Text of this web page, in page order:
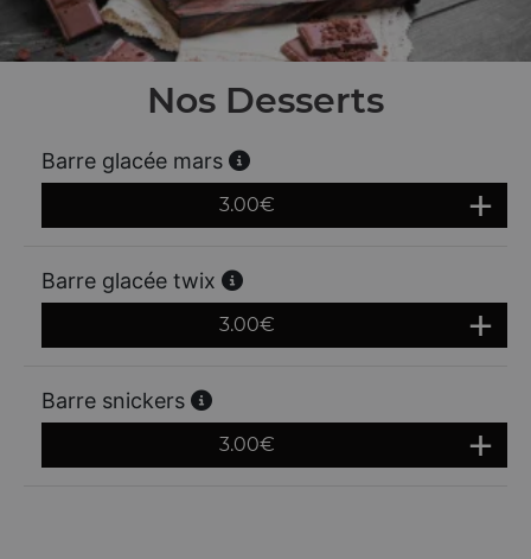
Nos Desserts
Barre glacée mars
3.00€
Barre glacée twix
3.00€
Barre snickers
3.00€